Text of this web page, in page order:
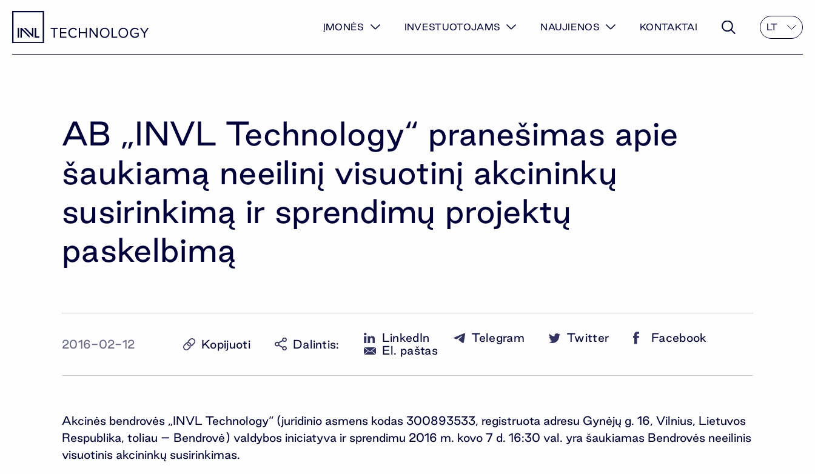
ĮMONĖS INVESTUOTOJAMS NAUJIENOS KONTAKTAI LT
AB „INVL Technology“ pranešimas apie
šaukiamą neeilinį visuotinį akcininkų
susirinkimą ir sprendimų projektų
paskelbimą
2016-02-12 Kopijuoti Dalintis: LinkedIn Telegram Twitter
Facebook
El. paštas
Akcinės bendrovės „INVL Technology“ (juridinio asmens kodas 300893533, registruota adresu Gynėjų g. 16, Vilnius, Lietuvos
Respublika, toliau – Bendrovė) valdybos iniciatyva ir sprendimu 2016 m. kovo 7 d. 16:30 val. yra šaukiamas Bendrovės neeilinis
visuotinis akcininkų susirinkimas.